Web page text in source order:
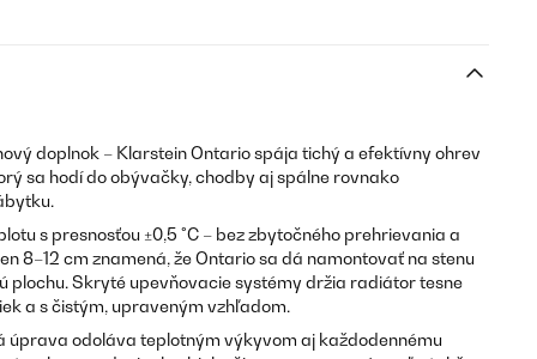
doplnok – Klarstein Ontario spája tichý a efektívny ohrev
sa hodí do obývačky, chodby aj spálne rovnako
s presnosťou ±0,5 °C – bez zbytočného prehrievania a
8–12 cm znamená, že Ontario sa dá namontovať na stenu
plochu. Skryté upevňovacie systémy držia radiátor tesne
a s čistým, upraveným vzhľadom.
odoláva teplotným výkyvom aj každodennému